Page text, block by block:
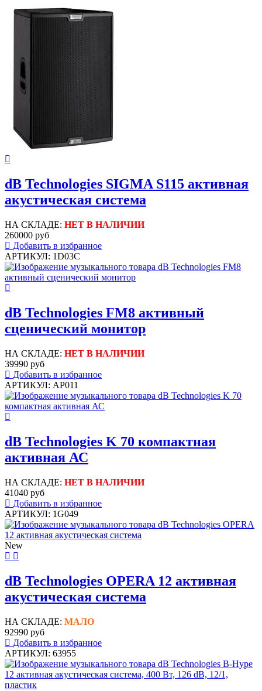
dB Technologies SIGMA S115 активная
акустическая система
НА СКЛАДЕ: НЕТ В НАЛИЧИИ
260000 руб
Добавить в избранное
АРТИКУЛ: 1D03C
dB Technologies FM8 активный
сценический монитор
НА СКЛАДЕ: НЕТ В НАЛИЧИИ
39990 руб
Добавить в избранное
АРТИКУЛ: AP011
dB Technologies K 70 компактная
активная АС
НА СКЛАДЕ: НЕТ В НАЛИЧИИ
41040 руб
Добавить в избранное
АРТИКУЛ: 1G049
New
dB Technologies OPERA 12 активная
акустическая система
НА СКЛАДЕ: МАЛО
92990 руб
Добавить в избранное
АРТИКУЛ: 63955